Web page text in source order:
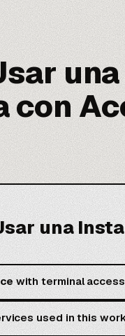
con
una
with terminal
used in this